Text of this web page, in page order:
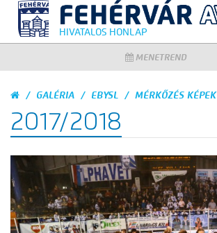
HIVATALOS HONLAP
MENETREND
GALÉRIA EBYSL MÉRKŐZÉS KÉPEK
2017/2018